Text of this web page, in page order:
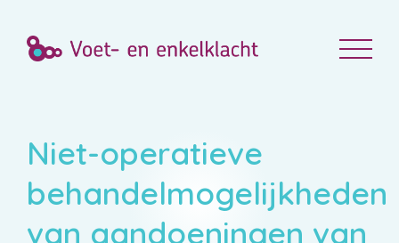
Niet-operatieve
behandelmogelijkheden
van aandoeningen van